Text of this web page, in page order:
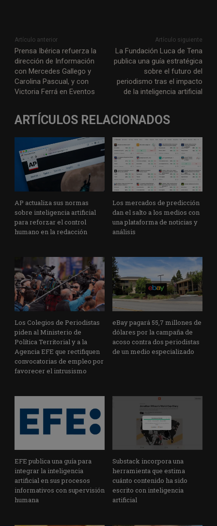
Artículo anterior
Prensa Ibérica refuerza la
dirección de Información
con Mercedes Gallego y
Carolina Pascual, y con
Victoria Ferrá en Eventos
Artículo siguiente
La Fundación Luca de Tena
publica una guía estratégica
sobre el futuro del
periodismo tras el impacto
de la inteligencia artificial
ARTÍCULOS RELACIONADOS
AP actualiza sus normas
sobre inteligencia artificial
para reforzar el control
humano en la redacción
Los mercados de predicción
dan el salto a los medios con
una plataforma de noticias y
análisis
Los Colegios de Periodistas
piden al Ministerio de
Política Territorial y a la
Agencia EFE que rectifiquen
convocatorias de empleo por
favorecer el intrusismo
eBay pagará 55,7 millones de
dólares por la campaña de
acoso contra dos periodistas
de un medio especializado
EFE publica una guía para
integrar la inteligencia
artificial en sus procesos
informativos con supervisión
humana
Substack incorpora una
herramienta que estima
cuánto contenido ha sido
escrito con inteligencia
artificial